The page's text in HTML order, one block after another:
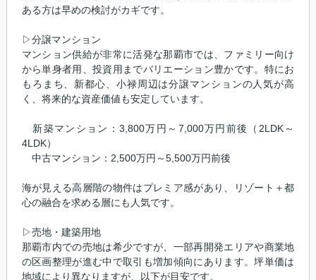
ある方は早めの検討がカギです。
▷分譲マンション
マンション供給が非常に活発な那覇市では、ファミリー向け
から単身者用、投資用までバリエーション豊かです。特にお
もろまち、新都心、小禄周辺は分譲マンションの人気が高
く、将来的な資産価値も安定しています。
新築マンション：3,800万円～7,000万円前後（2LDK～
4LDK）
中古マンション：2,500万円～5,500万円前後
海が見える高層階の物件はプレミア感があり、リゾート＋都
心の融合を求める層にも人気です。
▷売地・建築用地
那覇市内での売地は希少ですが、一部再開発エリアや商業地
の区画整理が進む中で取引も増加傾向にあります。坪単価は
地域により異なりますが、以下が目安です。